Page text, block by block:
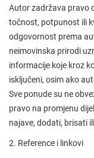
Autor zadržava pravo
točnost, potpunost ili
odgovornost prema
neimovinska prirodi
informacije koje kroz
isključeni, osim ako
Sve ponude su ne
pravo na promjenu
najave, dodati, brisati
2. Reference i linkovi